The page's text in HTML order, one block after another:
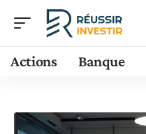
Actions Banque